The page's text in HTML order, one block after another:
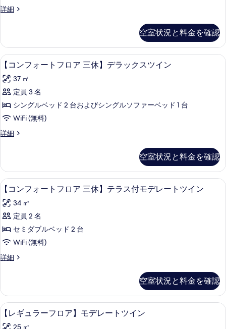
写
を
表
示
す
る
て
真
を
表
示
す
る
細
フ
ア
三
休】
テ
ラ
ス
付
コ
ー
ツ
イ
ン
の
す
て
写
真
を
詳細
【コ
ー
ト
フ
ア
三
テ
ラ
付
ー
ツ
イ
ン
の
詳
細
空室状況と料金を確認
【コ
ン
フ
ォ
ー
フ
ア
三
休】
デ
ラ
ッ
ク
ス
ン
の
す
【コンフォートフロア 三休】デラッ
6
【コンフォートフロア 三休】デラックスツイン
37 ㎡
定員 3 名
シングルベッド 2 台およびシングルソファーベッド 1 台
WiFi (無料)
詳細
【コ
ー
ト
フ
ア
三
デ
ラ
ク
ン
の
詳
細
空室状況と料金を確認
【コ
ン
フ
ォ
ー
フ
ア
三
休】
【コンフォートフロア 三休】テラス
5
【コンフォートフロア 三休】テラス付モデレートツイン
34 ㎡
定員 2 名
セミダブルベッド 2 台
WiFi (無料)
詳細
【コ
ー
ト
フ
空室状況と料金を確認
【レ
ギ
【レギュラーフロア】モデレートツ
6
【レギュラーフロア】モデレートツイン
25 ㎡